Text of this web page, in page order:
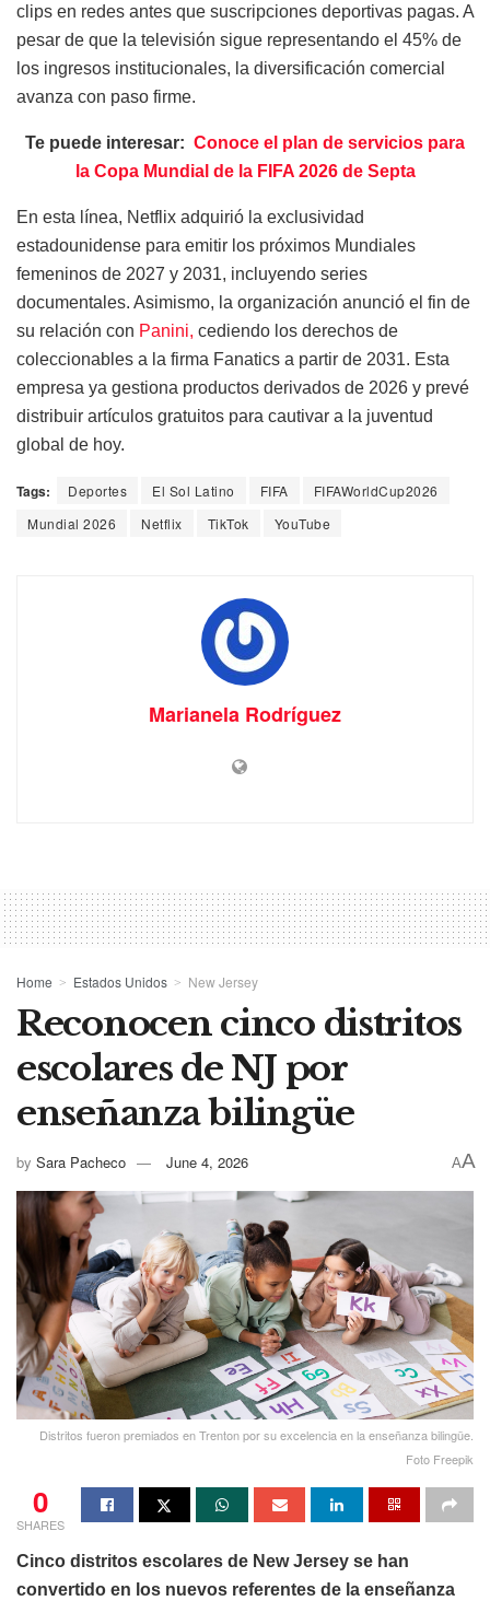
clips en redes antes que suscripciones deportivas pagas. A
pesar de que la televisión sigue representando el 45% de
los ingresos institucionales, la diversificación comercial
avanza con paso firme.
Te puede interesar: Conoce el plan de servicios para
la Copa Mundial de la FIFA 2026 de Septa
En esta línea, Netflix adquirió la exclusividad
estadounidense para emitir los próximos Mundiales
femeninos de 2027 y 2031, incluyendo series
documentales. Asimismo, la organización anunció el fin de
su relación con Panini, cediendo los derechos de
coleccionables a la firma Fanatics a partir de 2031. Esta
empresa ya gestiona productos derivados de 2026 y prevé
distribuir artículos gratuitos para cautivar a la juventud
global de hoy.
Tags: Deportes El Sol Latino FIFA
FIFAWorldCup2026
Mundial 2026
Netflix TikTok YouTube
Marianela Rodríguez
Home Estados Unidos New Jersey
Reconocen cinco distritos
escolares de NJ por
enseñanza bilingüe
by Sara Pacheco June 4, 2026 AA
Distritos fueron premiados en Trenton por su excelencia en la enseñanza bilingüe.
Foto Freepik
0
SHARES
Cinco distritos escolares de New Jersey se han
convertido en los nuevos referentes de la enseñanza